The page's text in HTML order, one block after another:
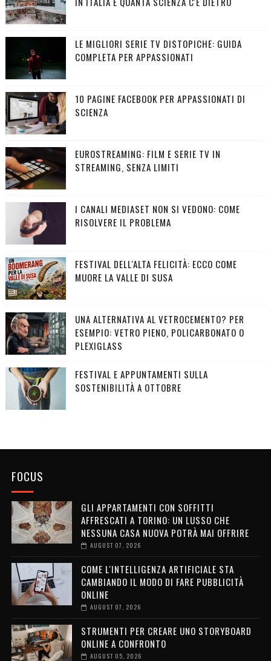
LE MIGLIORI SERIE TV DISTOPICHE: GUIDA
COMPLETA PER APPASSIONATI
10 PAGINE FACEBOOK PER APPASSIONATI DI
SCIENZA
EUROSTREAMING: FILM E SERIE TV IN
STREAMING, SENZA LIMITI
I CANALI MEDIASET NON SI VEDONO: COME
RISOLVERE IL PROBLEMA
FESTIVAL DELL'ALTA FELICITÀ: ECCO COME
MUORE LA VALLE DI SUSA
UNA ALTERNATIVA AL VETROCEMENTO? PER
ESEMPIO: VETRO PIENO, POLICARBONATO O
PLEXIGLASS
FESTIVAL E APPUNTAMENTI SULLA
SOSTENIBILITÀ A OTTOBRE
FOCUS
GLI APPARTAMENTI CON SOFFITTI
AFFRESCATI A TORINO: UN LUSSO CHE
NESSUNA CASA NUOVA POTRÀ MAI OFFRIRE
AUGUST 07, 2026
COME L'INTELLIGENZA ARTIFICIALE STA
CAMBIANDO IL MODO DI FARE PUBBLICITÀ
ONLINE
AUGUST 07, 2026
STRUMENTI PER CREARE UNO STORYBOARD
ONLINE A CONFRONTO
AUGUST 05, 2026